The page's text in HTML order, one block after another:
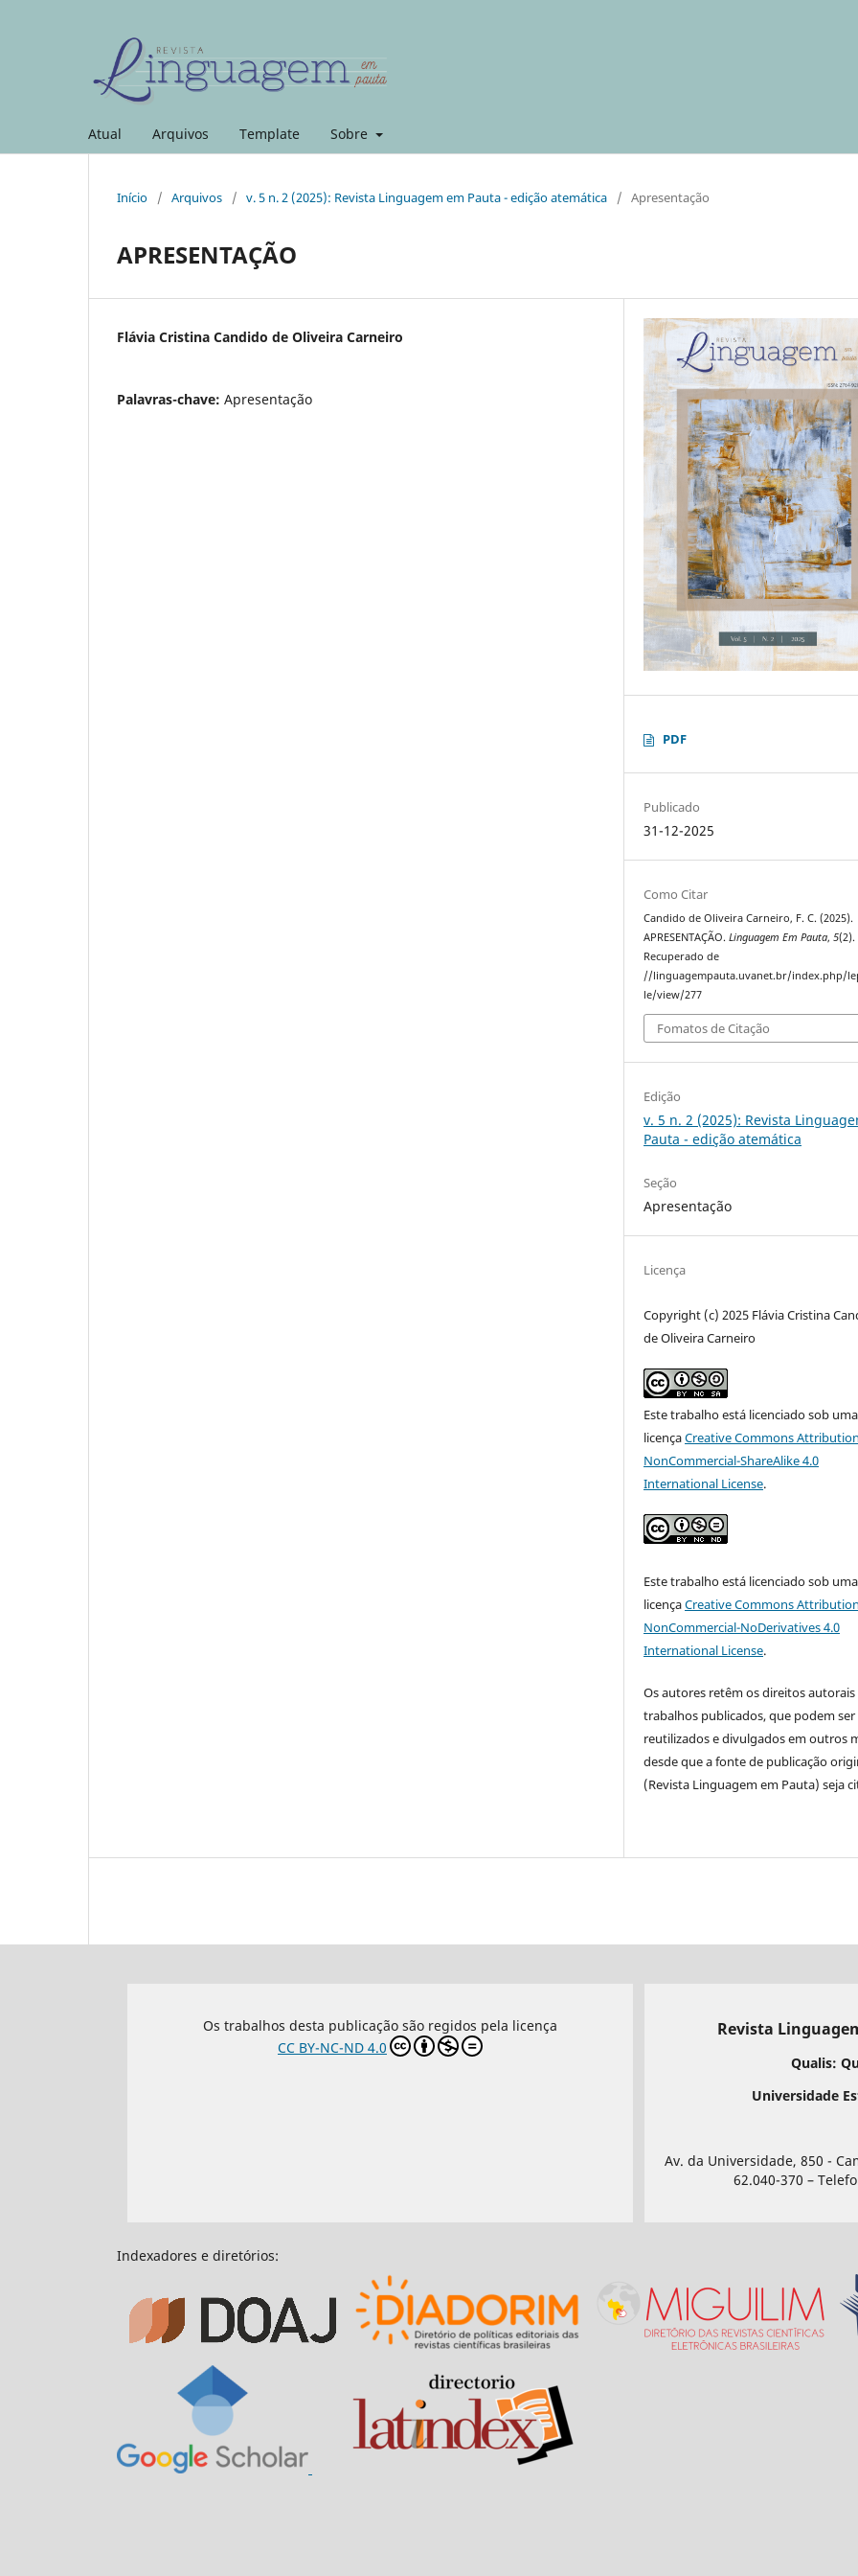
Atual Arquivos Template Sobre
Início / Arquivos / v. 5 n. 2 (2025): Revista Linguagem em Pauta - edição atemática / Apresentação
APRESENTAÇÃO
Flávia Cristina Candido de Oliveira Carneiro
Palavras-chave: Apresentação
PDF
Publicado
31-12-2025
Como Citar
Candido de Oliveira Carneiro, F. C. (2025).
APRESENTAÇÃO.Linguagem Em Pauta,5(2).
Recuperado de
//linguagempauta.uvanet.br/index.php/
le/view/277
Fomatos de Citação
Edição
v. 5 n. 2 (2025): Revista
Pauta - edição atemática
Seção
Apresentação
Licença
Copyright (c) 2025 Flávia Cristina
de Oliveira Carneiro
Este trabalho está licenciado sob uma
licençaCreative Commons
NonCommercial-ShareAlike 4.0
International License.
Este trabalho está licenciado sob uma
licençaCreative Commons
NonCommercial-NoDerivatives 4.0
International License.
Os autores retêm os direitos autorais
trabalhos publicados, que podem ser
reutilizados e divulgados em outros
desde que a fonte de publicação
(Revista Linguagem em Pauta) seja
Os trabalhos desta publicação são regidos pela licença
CC BY-NC-ND 4.0
Revista
Qualis:
Universidade
Av. da Universidade, 850 -
62.040-370 –
Indexadores e diretórios: